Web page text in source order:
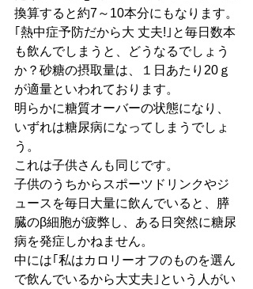
換算すると約7～10本分にもなります。
｢熱中症予防だから大 丈夫!｣と毎日数本
も飲んでしまうと、どうなるでしょう
か？砂糖の摂取量は、１日あたり20ｇ
が適量といわれております。
明らかに糖質オーバーの状態になり、
いずれは糖尿病になってしまうでしょ
う。
これは子供さんも同じです。
子供のうちからスポーツドリンクやジ
ュースを毎日大量に飲んでいると、膵
臓のβ細胞が疲弊し、ある日突然に糖尿
病を発症しかねません。
中には｢私はカロリーオフのものを選ん
で飲んでいるから大丈夫｣という人がい